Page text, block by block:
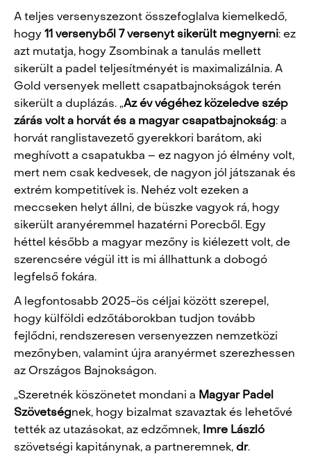
A teljes versenyszezont összefoglalva kiemelkedő,
hogy 11 versenyből 7 versenyt sikerült megnyerni: ez
azt mutatja, hogy Zsombinak a tanulás mellett
sikerült a padel teljesítményét is maximalizálnia. A
Gold versenyek mellett csapatbajnokságok terén
sikerült a duplázás. „Az év végéhez közeledve szép
zárás volt a horvát és a magyar csapatbajnokság: a
horvát ranglistavezető gyerekkori barátom, aki
meghívott a csapatukba – ez nagyon jó élmény volt,
mert nem csak kedvesek, de nagyon jól játszanak és
extrém kompetitívek is. Nehéz volt ezeken a
meccseken helyt állni, de büszke vagyok rá, hogy
sikerült aranyéremmel hazatérni Porecből. Egy
héttel később a magyar mezőny is kiélezett volt, de
szerencsére végül itt is mi állhattunk a dobogó
legfelső fokára.
A legfontosabb 2025-ös céljai között szerepel,
hogy külföldi edzőtáborokban tudjon tovább
fejlődni, rendszeresen versenyezzen nemzetközi
mezőnyben, valamint újra aranyérmet szerezhessen
az Országos Bajnokságon.
„Szeretnék köszönetet mondani a Magyar Padel
Szövetségnek, hogy bizalmat szavaztak és lehetővé
tették az utazásokat, az edzőmnek,
Imre László
szövetségi kapitánynak, a partneremnek, dr.